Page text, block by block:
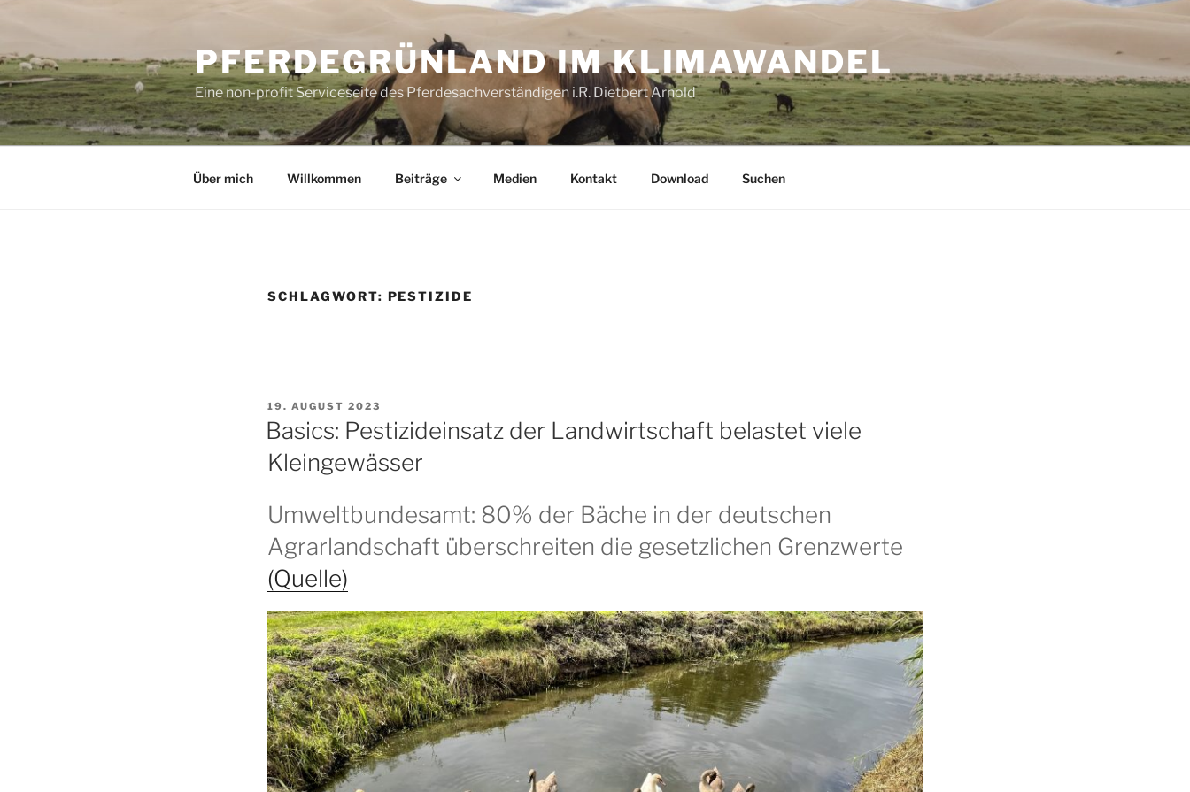
springen
PFERDEGRÜNLAND IM KLIMAWANDEL
Eine non-profit Serviceseite des Pferdesachverständigen i.R. Dietbert Arnold
Über mich Willkommen Beiträge Medien Kontakt Download Suchen
SCHLAGWORT: PESTIZIDE
VERÖFFENTLICHT
AM
19. AUGUST 2023
Basics: Pestizideinsatz der Landwirtschaft belastet viele
Kleingewässer
Umweltbundesamt: 80% der Bäche in der deutschen
Agrarlandschaft überschreiten die gesetzlichen Grenzwerte
(Quelle)